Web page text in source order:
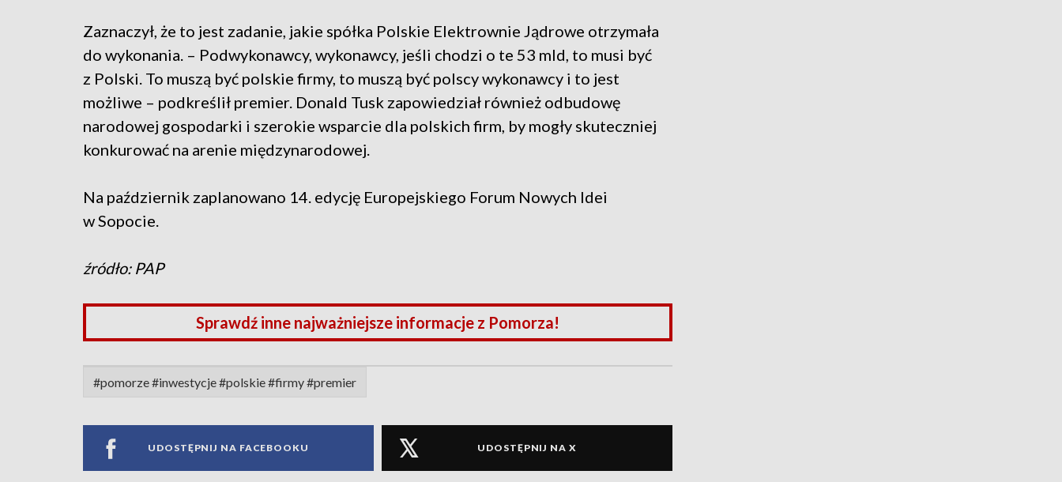
Zaznaczył, że to jest zadanie, jakie spółka Polskie Elektrownie Jądrowe otrzymała
do wykonania. – Podwykonawcy, wykonawcy, jeśli chodzi o te 53 mld, to musi być
z Polski. To muszą być polskie firmy, to muszą być polscy wykonawcy i to jest
możliwe – podkreślił premier. Donald Tusk zapowiedział również odbudowę
narodowej gospodarki i szerokie wsparcie dla polskich firm, by mogły skuteczniej
konkurować na arenie międzynarodowej.
Na październik zaplanowano 14. edycję Europejskiego Forum Nowych Idei
w Sopocie.
źródło: PAP
Sprawdź inne najważniejsze informacje z Pomorza!
#pomorze #inwestycje #polskie #firmy #premier
UDOSTĘPNIJ NA FACEBOOKU UDOSTĘPNIJ NA X